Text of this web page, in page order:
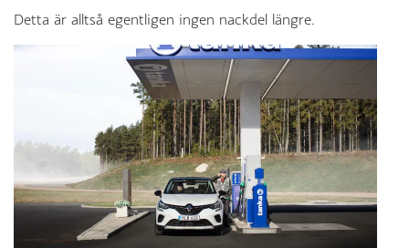
Detta är alltså egentligen ingen nackdel längre.